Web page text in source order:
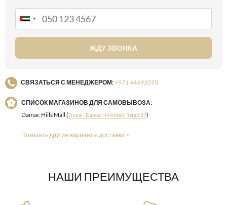
ЖДУ ЗВОНКА
СВЯЗАТЬСЯ С МЕНЕДЖЕРОМ:+971 44492070
СПИСОК МАГАЗИНОВ ДЛЯ САМОВЫВОЗА:
Damac Hills Mall (Dubai , Damac Hills Mall, Retail 27)
Показать другие варианты доставки >
НАШИ ПРЕИМУЩЕСТВА